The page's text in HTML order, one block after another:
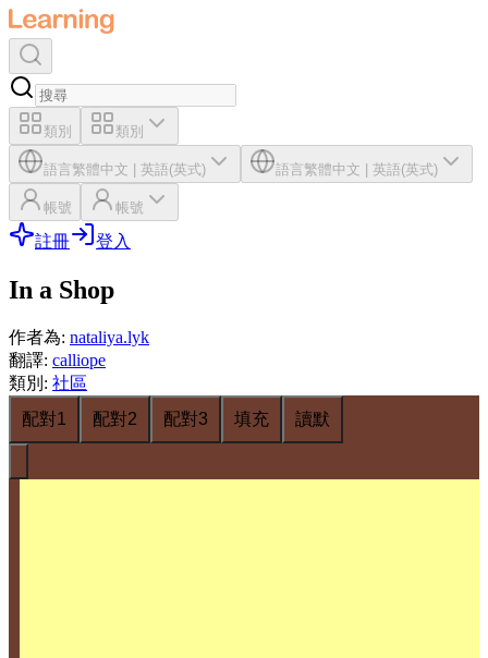
類別 類別
語言繁體中文 英語(英式) 語言繁體中文 英語(英式)
帳號 帳號
註冊 登入
In a Shop
作者為: nataliya.lyk
翻譯: calliope
類別 : 社區
配對1
配對2 配對3 填充 讀默